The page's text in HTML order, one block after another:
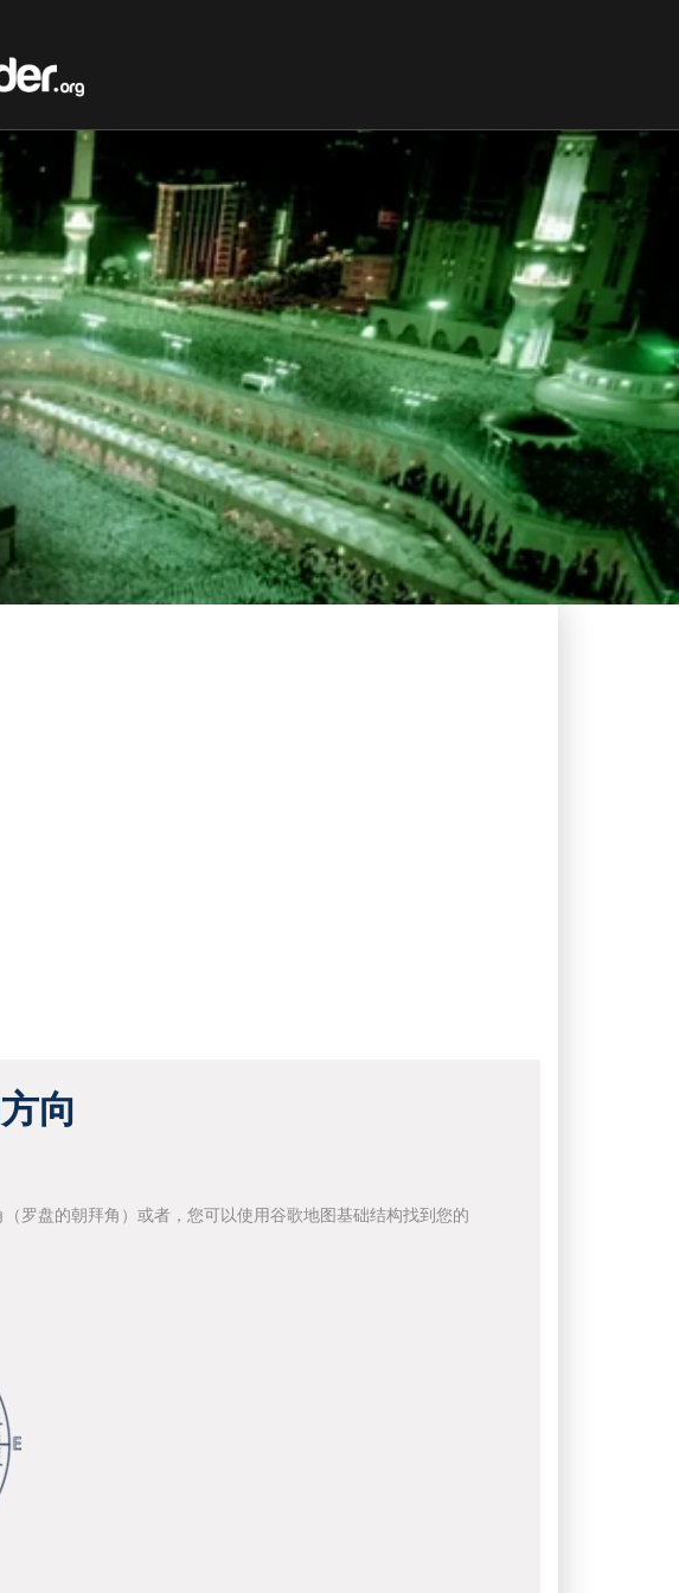
向
罗盘的朝拜角）或者，您可以使用谷歌地图基础结构找到您的